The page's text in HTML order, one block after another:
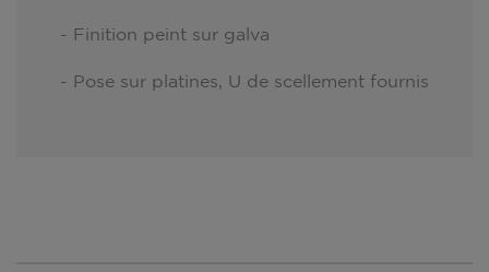
- Finition peint sur galva
- Pose sur platines, U de scellement fournis